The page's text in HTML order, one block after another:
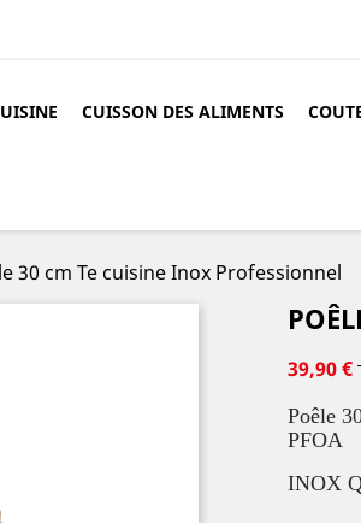
CUISSON DES ALIMENTS
30 cm Te cuisine Inox Professionnel
39,90 €
Poêle
PFOA
INOX